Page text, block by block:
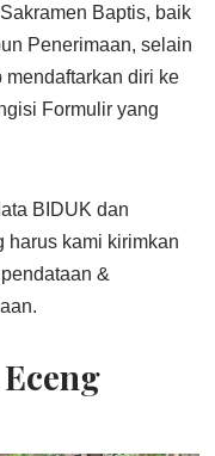
Baptis, baik
Penerimaan, selain
mendaftarkan diri ke
Formulir yang
BIDUK dan
harus kami kirimkan
&